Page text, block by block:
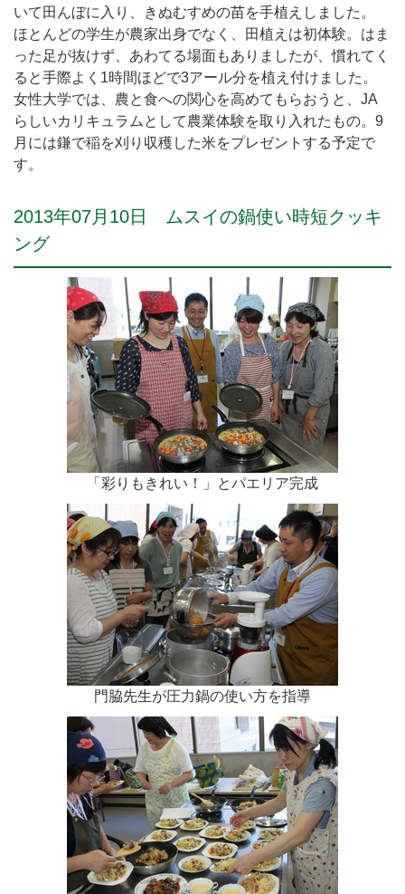
いて田んぼに入り、きぬむすめの苗を手植えしました。
ほとんどの学生が農家出身でなく、田植えは初体験。はま
った足が抜けず、あわてる場面もありましたが、慣れてく
ると手際よく1時間ほどで3アール分を植え付けました。
女性大学では、農と食への関心を高めてもらおうと、JA
らしいカリキュラムとして農業体験を取り入れたもの。9
月には鎌で稲を刈り収穫した米をプレゼントする予定で
す。
2013年07月10日 ムスイの鍋使い時短クッキ
ング
「彩りもきれい！」とパエリア完成
門脇先生が圧力鍋の使い方を指導